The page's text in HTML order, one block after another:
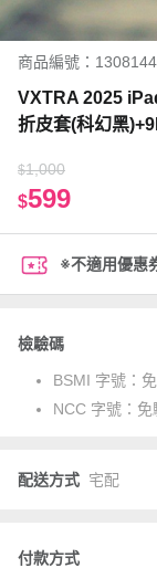
商品編號：
VXTRA 2025
折皮套(科幻黑
$1,000
$599
※不適用優惠
檢驗碼
BSMI 字號：
NCC 字號： 免
配送方式 宅配
付款方式